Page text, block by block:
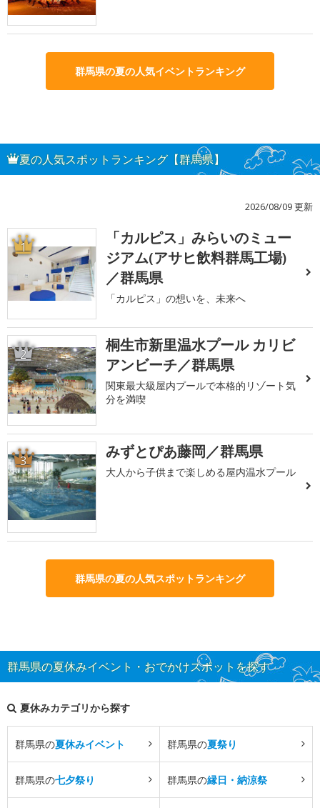
群馬県の夏の人気イベントランキング
夏の人気スポットランキング【群馬県】
2026/08/09 更新
1
「カルピス」みらいのミュー
ジアム(アサヒ飲料群馬工場)
／群馬県
「カルピス」の想いを、未来へ
2
桐生市新里温水プール カリビ
アンビーチ／群馬県
関東最大級屋内プールで本格的リゾート気
分を満喫
3 みずとぴあ藤岡／群馬県
大人から子供まで楽しめる屋内温水プール
群馬県の夏の人気スポットランキング
群馬県の夏休みイベント・おでかけスポットを探す
夏休みカテゴリから探す
群馬県の夏休みイベント 群馬県の夏祭り
群馬県の七夕祭り 群馬県の縁日・納涼祭